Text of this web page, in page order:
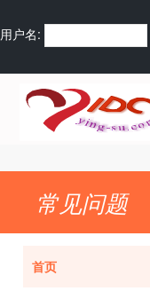
用户名:
常见问题
首页